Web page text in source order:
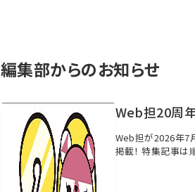
編集部からのお知らせ
Web担20周
Web担が2026年7
掲載！ 特集記事は